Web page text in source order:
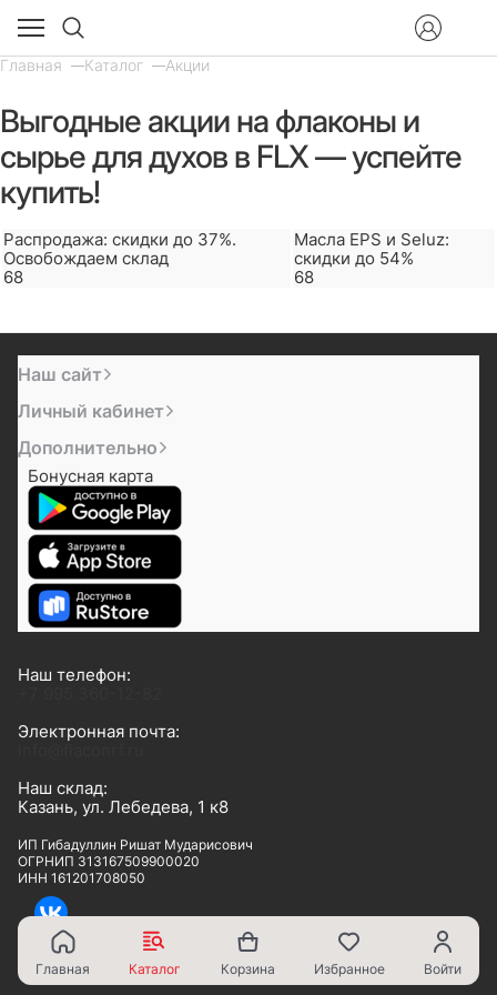
Главная Каталог Акции
Выгодные акции на флаконы и
сырье для духов в FLX — успейте
купить!
Распродажа: скидки до 37%.
Освобождаем склад
68
Масла EPS и Seluz:
скидки до 54%
68
Наш сайт
Личный кабинет
Дополнительно
Бонусная карта
Наш телефон:
Электронная почта:
Наш склад:
Казань, ул. Лебедева, 1 к8
ИП Гибадуллин Ришат Мударисович
ОГРНИП 313167509900020
ИНН 161201708050
Все права защищены 2026
Главная Каталог Корзина Избранное Войти